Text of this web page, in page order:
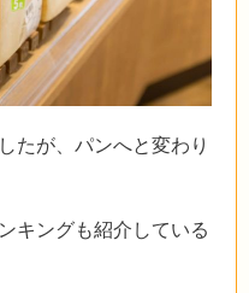
たが、パンへと変わり
キングも紹介している